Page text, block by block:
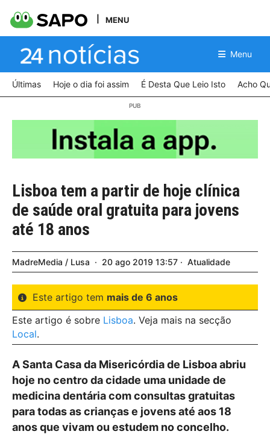
MENU
Menu
Últimas Hoje o dia foi assim É Desta Que Leio Isto Acho
Lisboa tem a partir de hoje clínica
de saúde oral gratuita para jovens
até 18 anos
MadreMedia / Lusa 20 ago 2019 13:57 Atualidade
Este artigo tem mais de 6 anos
Este artigo é sobre Lisboa. Veja mais na secção
Local.
A Santa Casa da Misericórdia de Lisboa abriu
hoje no centro da cidade uma unidade de
medicina dentária com consultas gratuitas
para todas as crianças e jovens até aos 18
anos que vivam ou estudem no concelho.